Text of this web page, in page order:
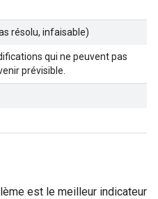
résolu, infaisable)
qui ne peuvent pas
prévisible.
est le meilleur indicateur